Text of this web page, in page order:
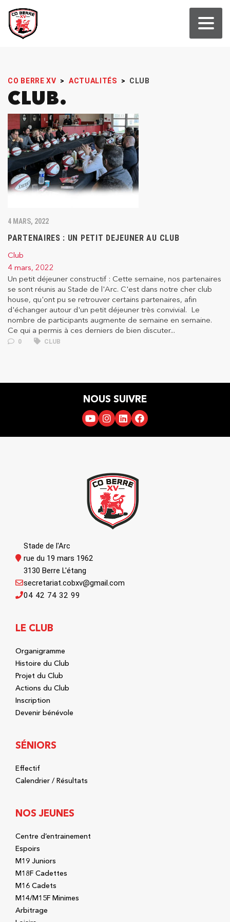
CO BERRE XV > ACTUALITÉS > CLUB
CLUB
4 MARS, 2022
PARTENAIRES : UN PETIT DEJEUNER AU CLUB
Club
4 mars, 2022
Un petit déjeuner constructif : Cette semaine, nos partenaires
se sont réunis au Stade de l'Arc. C'est dans notre cher club
house, qu'ont pu se retrouver certains partenaires, afin
d'échanger autour d'un petit déjeuner très convivial. Le
nombre de participants augmente de semaine en semaine.
Ce qui a permis à ces derniers de bien discuter...
0 CLUB
NOUS SUIVRE
Stade de l'Arc
rue du 19 mars 1962
3130 Berre L'étang
04 42 74 32 99
secretariat.cobxv@gmail.com
LE CLUB
Organigramme
Histoire du Club
Projet du Club
Actions du Club
Inscription
Devenir bénévole
SÉNIORS
Effectif
Calendrier / Résultats
NOS JEUNES
Centre d’entrainement
Espoirs
M19 Juniors
M18F Cadettes
M16 Cadets
M14/M15F Minimes
Arbitrage